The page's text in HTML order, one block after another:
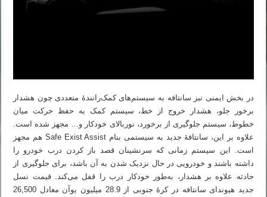
در بخش ایمنی نیز سانتافه به سیستم‌های کمک‌رانندهٔ متعددی چون هشدار
برخور جلو، هشدار خروج از خط، سیستم کمک به حفظ حرکت میان
خطوط، سیستم جلوگیری از برخورد، نوربالای خودکار و… مجهز شده است.
علاوه بر این، سانتافهٔ جدید به سیستمی بنام Safe Exist Assist هم مجهز
است. این سیستم زمانی که سرنشینان قصد باز کردن درب خودرو را
داشته باشند و خودرویی در حال نزدیک شدن به آن باشد، برای جلوگیری از
حادثه علاوه بر هشدار، به‌طور خودکار درب را قفل می‌کند. قیمت نسل
جدید هیوندای سانتافه در کرهٔ جنوبی از 28.9 میلیون یوآن معادل 26,500